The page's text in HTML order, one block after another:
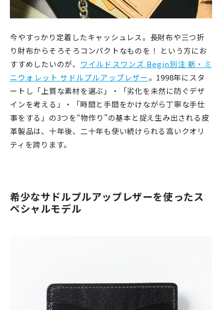
今やすっかり定着したキャッシュレス。長財布や三つ折
り財布からそろそろコンパクトなものを！ という方にお
すすめしたいのが、
ワイルドスワンズ Begin別注 新・ミ
ニウォレット サドルプルアップレザー 。1998年にスタ
ートし「上質な素材を選ぶ」・「劣化を未然に防ぐデザ
インを考える」・「時間と手間をかけながら丁寧な手仕
事をする」の3つを“物作り ”の基本と捉え生み出される皮
革製品は、十年後、二十年も使い続けられる高いクオリ
ティを誇ります。
希少なサドルプルアップレザーを使ったス
ペシャルモデル